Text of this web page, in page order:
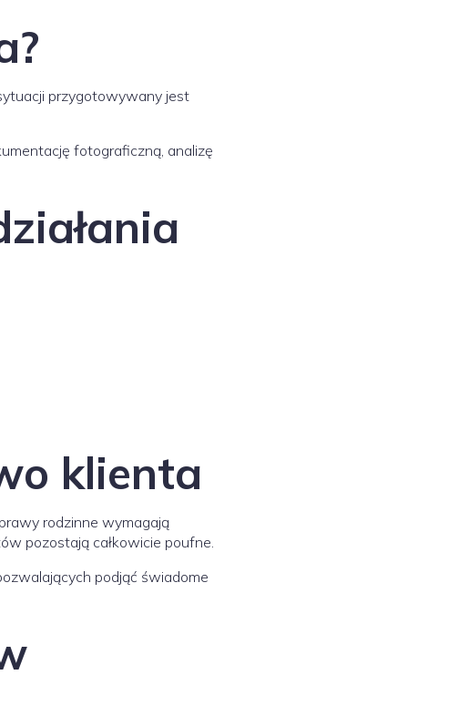
przygotowywany jest
fotograficzną, analizę
klienta
rodzinne wymagają
pozostają całkowicie poufne.
podjąć świadome